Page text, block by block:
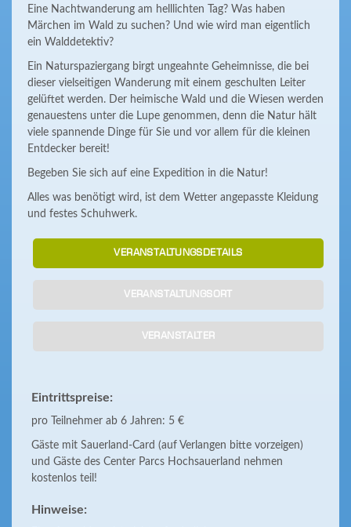
Eine Nachtwanderung am helllichten Tag? Was haben
Märchen im Wald zu suchen? Und wie wird man eigentlich
ein Walddetektiv?
Ein Naturspaziergang birgt ungeahnte Geheimnisse, die bei
dieser vielseitigen Wanderung mit einem geschulten Leiter
gelüftet werden. Der heimische Wald und die Wiesen werden
genauestens unter die Lupe genommen, denn die Natur hält
viele spannende Dinge für Sie und vor allem für die kleinen
Entdecker bereit!
Begeben Sie sich auf eine Expedition in die Natur!
Alles was benötigt wird, ist dem Wetter angepasste Kleidung
und festes Schuhwerk.
VERANSTALTUNGSDETAILS
VERANSTALTUNGSORT
VERANSTALTER
Eintrittspreise:
pro Teilnehmer ab 6 Jahren: 5 €
Gäste mit Sauerland-Card (auf Verlangen bitte vorzeigen)
und Gäste des Center Parcs Hochsauerland nehmen
kostenlos teil!
Hinweise: